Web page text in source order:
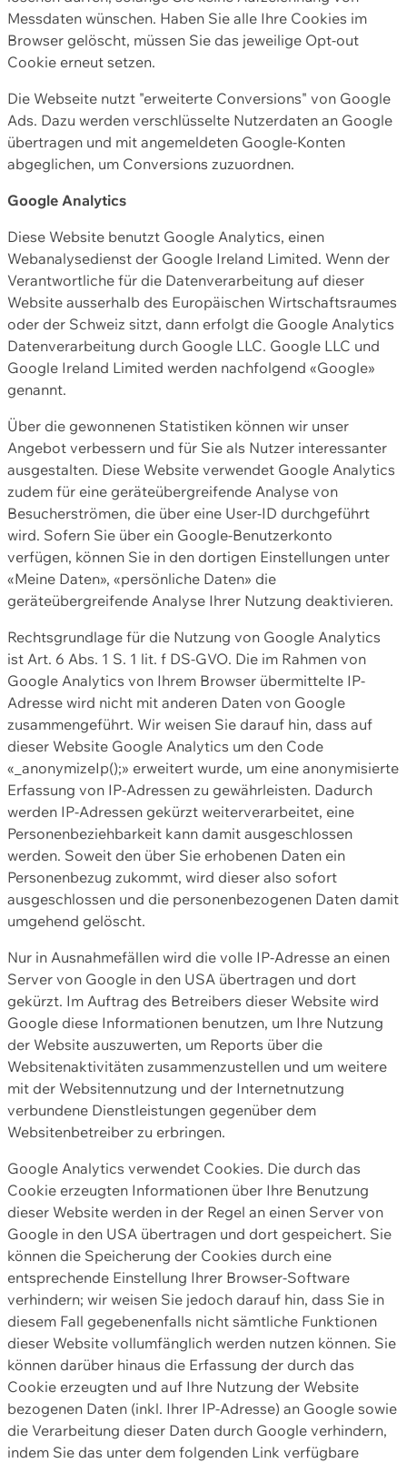
Messdaten wünschen. Haben Sie alle Ihre Cookies im
Browser gelöscht, müssen Sie das jeweilige Opt-out
Cookie erneut setzen.
Die Webseite nutzt "erweiterte Conversions" von Google
Ads. Dazu werden verschlüsselte Nutzerdaten an Google
übertragen und mit angemeldeten Google-Konten
abgeglichen, um Conversions zuzuordnen.
Google Analytics
Diese Website benutzt Google Analytics, einen
Webanalysedienst der Google Ireland Limited. Wenn der
Verantwortliche für die Datenverarbeitung auf dieser
Website ausserhalb des Europäischen Wirtschaftsraumes
oder der Schweiz sitzt, dann erfolgt die Google Analytics
Datenverarbeitung durch Google LLC. Google LLC und
Google Ireland Limited werden nachfolgend «Google»
genannt.
Über die gewonnenen Statistiken können wir unser
Angebot verbessern und für Sie als Nutzer interessanter
ausgestalten. Diese Website verwendet Google Analytics
zudem für eine geräteübergreifende Analyse von
Besucherströmen, die über eine User-ID durchgeführt
wird. Sofern Sie über ein Google-Benutzerkonto
verfügen, können Sie in den dortigen Einstellungen unter
«Meine Daten», «persönliche Daten» die
geräteübergreifende Analyse Ihrer Nutzung deaktivieren.
Rechtsgrundlage für die Nutzung von Google Analytics
ist Art. 6 Abs. 1 S. 1 lit. f DS-GVO. Die im Rahmen von
Google Analytics von Ihrem Browser übermittelte IP-
Adresse wird nicht mit anderen Daten von Google
zusammengeführt. Wir weisen Sie darauf hin, dass auf
dieser Website Google Analytics um den Code
«_anonymizeIp();» erweitert wurde, um eine anonymisierte
Erfassung von IP-Adressen zu gewährleisten. Dadurch
werden IP-Adressen gekürzt weiterverarbeitet, eine
Personenbeziehbarkeit kann damit ausgeschlossen
werden. Soweit den über Sie erhobenen Daten ein
Personenbezug zukommt, wird dieser also sofort
ausgeschlossen und die personenbezogenen Daten damit
umgehend gelöscht.
Nur in Ausnahmefällen wird die volle IP-Adresse an einen
Server von Google in den USA übertragen und dort
gekürzt. Im Auftrag des Betreibers dieser Website wird
Google diese Informationen benutzen, um Ihre Nutzung
der Website auszuwerten, um Reports über die
Websitenaktivitäten zusammenzustellen und um weitere
mit der Websitennutzung und der Internetnutzung
verbundene Dienstleistungen gegenüber dem
Websitenbetreiber zu erbringen.
Google Analytics verwendet Cookies. Die durch das
Cookie erzeugten Informationen über Ihre Benutzung
dieser Website werden in der Regel an einen Server von
Google in den USA übertragen und dort gespeichert. Sie
können die Speicherung der Cookies durch eine
entsprechende Einstellung Ihrer Browser-Software
verhindern; wir weisen Sie jedoch darauf hin, dass Sie in
diesem Fall gegebenenfalls nicht sämtliche Funktionen
dieser Website vollumfänglich werden nutzen können. Sie
können darüber hinaus die Erfassung der durch das
Cookie erzeugten und auf Ihre Nutzung der Website
bezogenen Daten (inkl. Ihrer IP-Adresse) an Google sowie
die Verarbeitung dieser Daten durch Google verhindern,
indem Sie das unter dem folgenden Link verfügbare